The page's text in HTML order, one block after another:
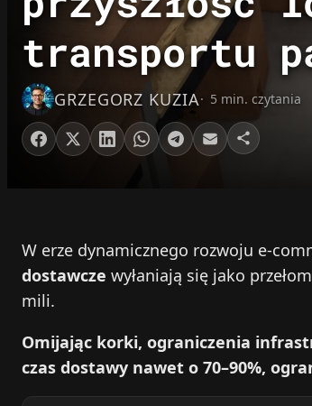
transportu
GRZEGORZ KUZIA 5 min. czytania
W erze dynamicznego rozwoju e-
dostawcze wyłaniają się jako
mili.
Omijając korki, ograniczenia
czas dostawy nawet o 70–90%,